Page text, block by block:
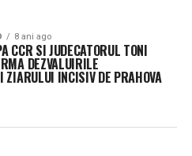
8 ani ago
CCR SI JUDECATORUL TONI
DEZVALUIRILE
ZIARULUI INCISIV DE PRAHOVA